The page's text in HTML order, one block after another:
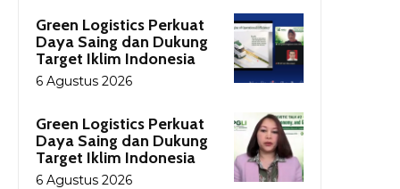
Green Logistics Perkuat
Daya Saing dan Dukung
Target Iklim Indonesia
6 Agustus 2026
Green Logistics Perkuat
Daya Saing dan Dukung
Target Iklim Indonesia
6 Agustus 2026